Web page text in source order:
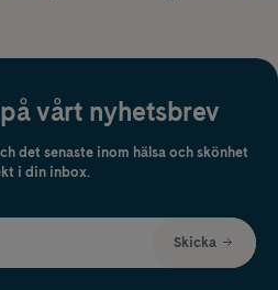
vårt nyhetsbrev
det senaste inom hälsa och skönhet
i din inbox.
Skicka